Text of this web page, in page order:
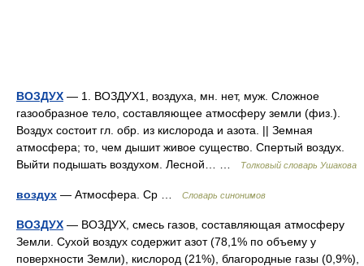
ВОЗДУХ — 1. ВОЗДУХ1, воздуха, мн. нет, муж. Сложное
газообразное тело, составляющее атмосферу земли (физ.).
Воздух состоит гл. обр. из кислорода и азота. || Земная
атмосфера; то, чем дышит живое существо. Спертый воздух.
Выйти подышать воздухом. Лесной… …
Толковый словарь Ушакова
воздух — Атмосфера. Ср … Словарь синонимов
ВОЗДУХ — ВОЗДУХ, смесь газов, составляющая атмосферу
Земли. Сухой воздух содержит азот (78,1% по объему у
поверхности Земли), кислород (21%), благородные газы (0,9%),